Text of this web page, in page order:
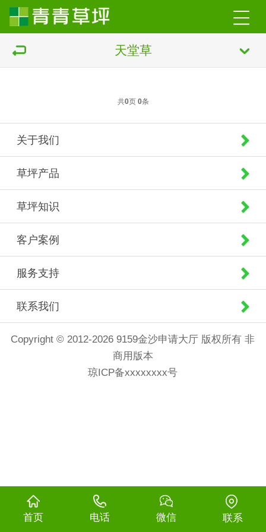
天堂草
共0页 0条
关于我们
草坪产品
草坪知识
客户案例
服务支持
联系我们
Copyright © 2012-2026 9159金沙申请大厅 版权所有 非
商用版本
琼ICP备xxxxxxxx号
首页 电话 微信 联系